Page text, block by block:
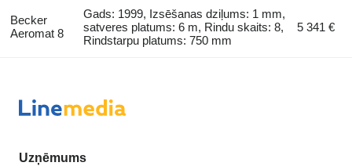
Becker
Aeromat 8
Gads: 1999, Izsēšanas dziļums: 1 mm,
satveres platums: 6 m, Rindu skaits: 8,
Rindstarpu platums: 750 mm
5 341 €
Uzņēmums